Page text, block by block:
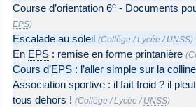
Course d’orientation 6e - Documents
EPS)
Escalade au soleil (Collège /Lycée / UNSS)
En EPS : remise en forme printanière (
Cours d’EPS : l’aller simple sur la colline
Association sportive : il fait froid ? il
tous dehors ! (Collège /Lycée / UNSS)